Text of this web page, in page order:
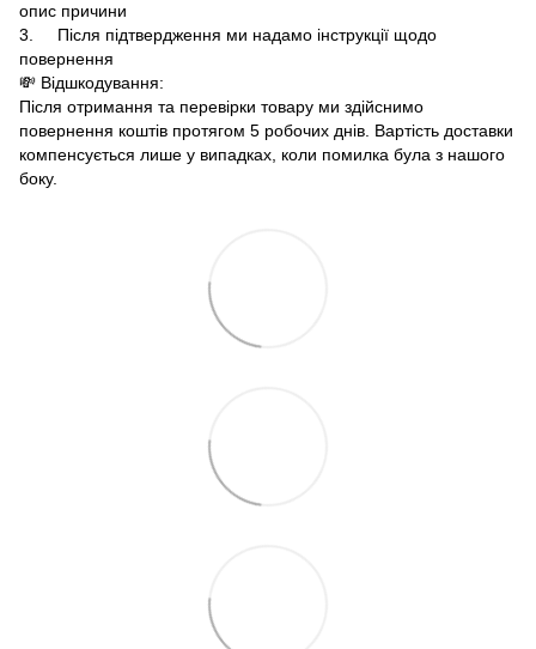
опис причини
3. Після підтвердження ми надамо інструкції щодо
повернення
💸 Відшкодування:
Після отримання та перевірки товару ми здійснимо
повернення коштів протягом 5 робочих днів. Вартість доставки
компенсується лише у випадках, коли помилка була з нашого
боку.